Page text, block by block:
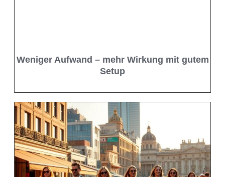
Weniger Aufwand – mehr Wirkung mit gutem
Setup